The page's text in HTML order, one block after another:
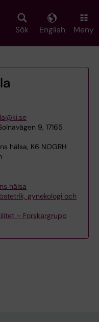
Sök English Meny
9, 17165
hälsa, K6 NOGRH
hälsa
gynekologi och
– Forskargrupp